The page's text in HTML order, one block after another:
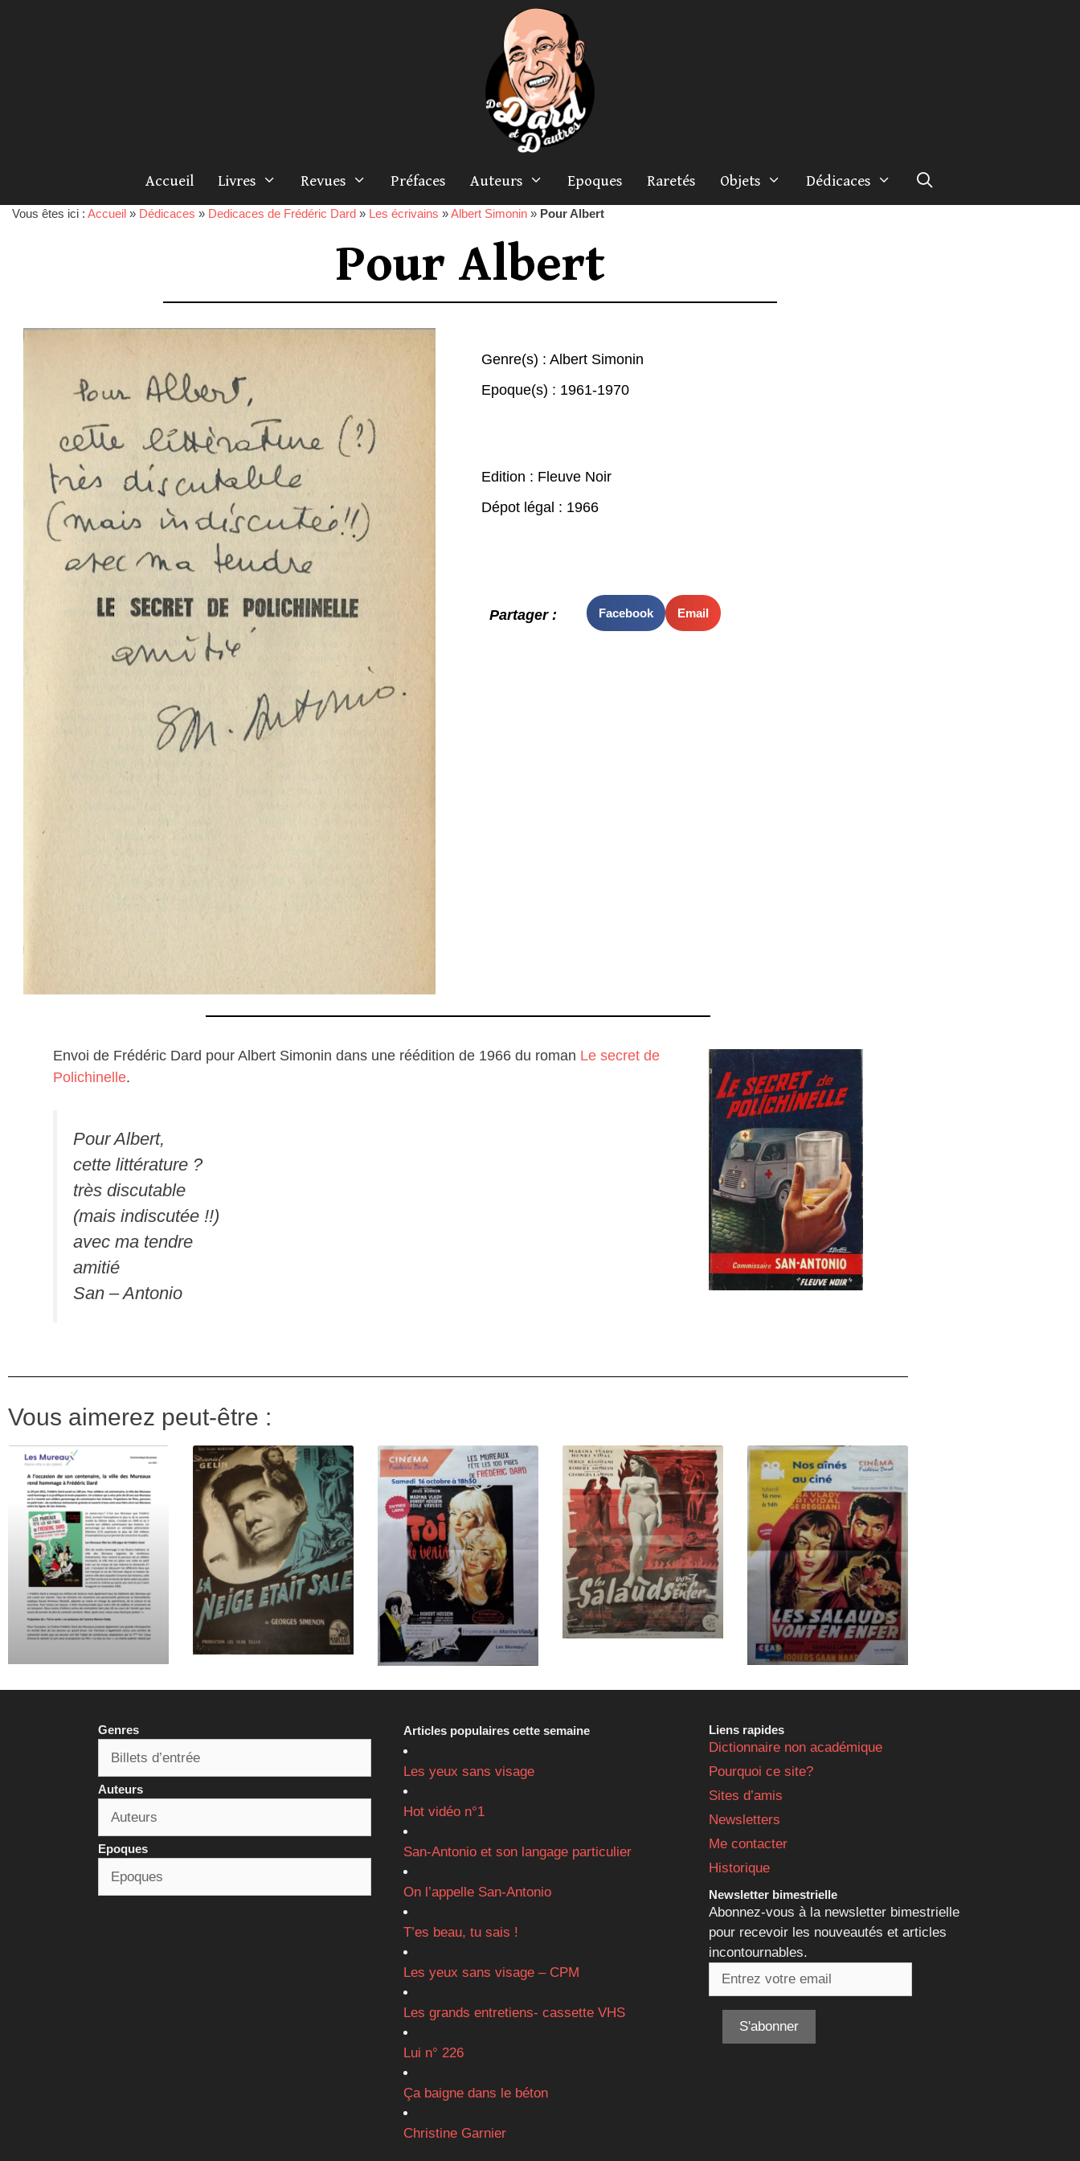
Accueil Livres Revues Préfaces Auteurs Epoques Raretés Objets Dédicaces
Vous êtes ici : Accueil » Dédicaces » Dedicaces de Frédéric Dard » Les écrivains »Albert Simonin » Pour Albert
Pour Albert
Genre(s) : Albert Simonin
Epoque(s) : 1961-1970
Edition : Fleuve Noir
Dépot légal : 1966
Partager : Facebook Email
Envoi de Frédéric Dard pour Albert Simonin dans une réédition de 1966 du roman Le secret de
Polichinelle.
Pour Albert,
cette littérature ?
très discutable
(mais indiscutée !!)
avec ma tendre
amitié
San – Antonio
Vous aimerez peut-être :
Genres
Auteurs
Epoques
Articles populaires cette semaine
Les yeux sans visage
Hot vidéo n°1
San-Antonio et son langage particulier
On l’appelle San-Antonio
T’es beau, tu sais !
Les yeux sans visage – CPM
Les grands entretiens- cassette VHS
Lui n° 226
Ça baigne dans le béton
Christine Garnier
Liens rapides
Dictionnaire non académique
Pourquoi ce site?
Sites d’amis
Newsletters
Me contacter
Historique
Newsletter bimestrielle
Abonnez-vous à la newsletter bimestrielle
pour recevoir les nouveautés et articles
incontournables.